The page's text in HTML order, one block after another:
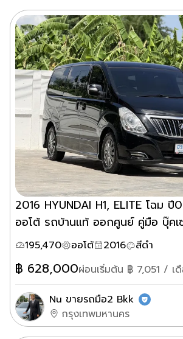
2016 HYUNDAI H1, ELITE โฉม ปี
ออโต้ รถบ้านแท้ ออกศูนย์ คู่มือ บุ๊คเ
195,470 ออโต้ 2016 สีดำ
฿ 628,000ผ่อนเริ่มต้น ฿ 7,051 / เ
Nu ขายรถมือ2 Bkk
กรุงเทพมหานคร